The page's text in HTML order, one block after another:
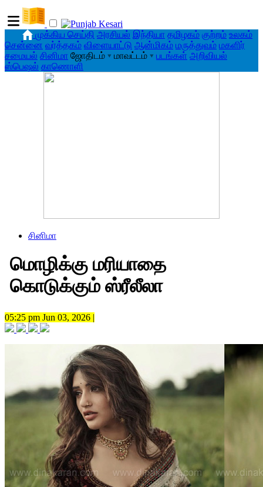
முக்கிய செய்தி அரசியல் இந்தியா தமிழகம் குற்றம் உலகம்
சென்னை வர்த்தகம் விளையாட்டு ஆன்மிகம் மருத்துவம் மகளிர்
சமையல் சினிமா ஜோதிடம் ▾ மாவட்டம் ▾ படங்கள் அறிவியல்
ஸ்பெஷல் காணொளி
சினிமா
மொழிக்கு மரியாதை
கொடுக்கும் ஸ்ரீலீலா
05:25 pm Jun 03, 2026 |